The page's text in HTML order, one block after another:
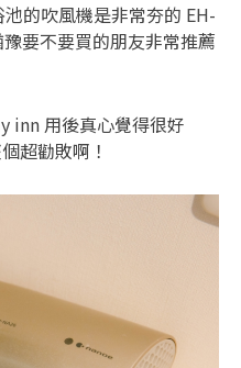
的吹風機是非常夯的 EH-
要不要買的朋友非常推薦
inn 用後真心覺得很好
超勸敗啊！